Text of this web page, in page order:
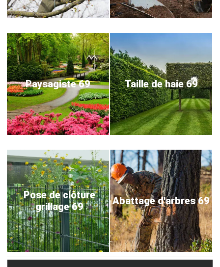
Paysagiste 69 Taille de haie 69
Pose de clôture
grillage 69
Abattage d'arbres 69